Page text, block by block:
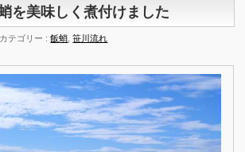
を美味しく煮付けました
テゴリー :飯蛸 ,笹川流れ